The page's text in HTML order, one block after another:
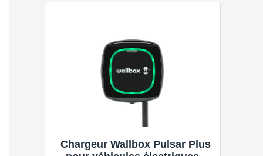
Chargeur Wallbox Pulsar Plus